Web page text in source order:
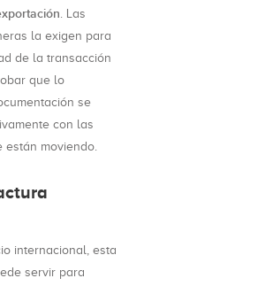
. Las
la exigen para
de la transacción
que lo
se
con las
están moviendo.
internacional, esta
servir para